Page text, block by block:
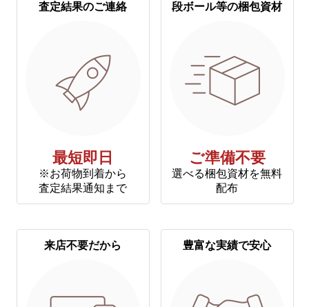
査定結果のご連絡
最短即日
※お荷物到着から
査定結果通知まで
段ボール等の梱包資材
ご準備不要
選べる梱包資材を無料
配布
来店不要だから 豊富な実績で安心